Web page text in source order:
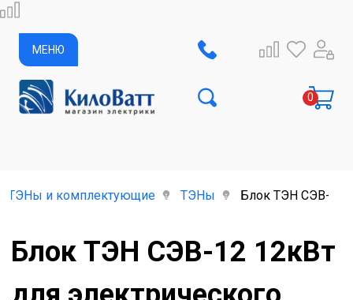
МЕНЮ
ТЭНы и комплектующие ТЭНы Блок ТЭН СЭВ-12
Блок ТЭН СЭВ-12 12кВт